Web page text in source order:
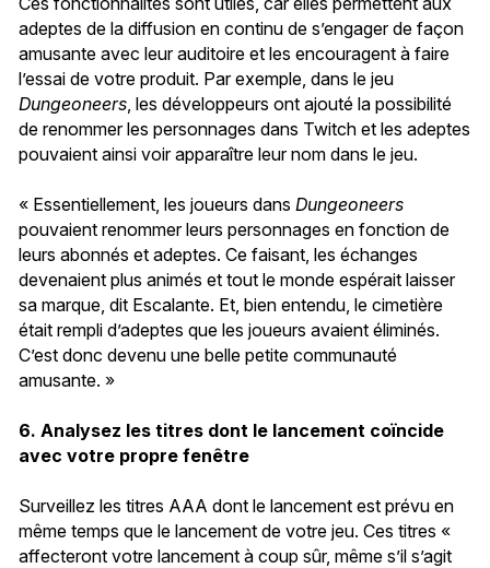
adeptes de la diffusion en continu de s’engager de façon
amusante avec leur auditoire et les encouragent à faire
l’essai de votre produit. Par exemple, dans le jeu
Dungeoneers , les développeurs ont ajouté la possibilité
de renommer les personnages dans Twitch et les adeptes
pouvaient ainsi voir apparaître leur nom dans le jeu.
« Essentiellement, les joueurs dans Dungeoneers
pouvaient renommer leurs personnages en fonction de
leurs abonnés et adeptes. Ce faisant, les échanges
devenaient plus animés et tout le monde espérait laisser
sa marque, dit Escalante. Et, bien entendu, le cimetière
était rempli d’adeptes que les joueurs avaient éliminés.
C’est donc devenu une belle petite communauté
amusante. »
6. Analysez les titres dont le lancement coïncide
avec votre propre fenêtre
Surveillez les titres AAA dont le lancement est prévu en
même temps que le lancement de votre jeu. Ces titres «
affecteront votre lancement à coup sûr, même s’il s’agit